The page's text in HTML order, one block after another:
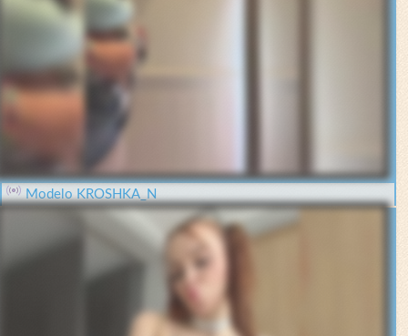
Modelo KROSHKA_N